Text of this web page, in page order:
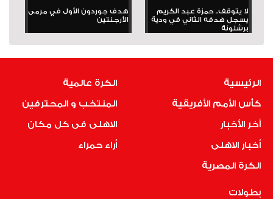
لا يتوقف.. حمزة عبد الكريم
يسجل هدفه الثاني في ودية
برشلونة
هدف جوردون الأول في مرمى
الأرجنتين
الرئيسية
كأس الأمم الأفريقية
أخر الأخبار
أخبار الاهلى
الكرة المصرية
الكرة عالمية
المنتخب و المحترفين
الاهلى فى كل مكان
أراء حمراء
بطولات